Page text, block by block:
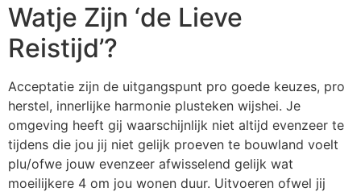
Watje Zijn ‘de Lieve
Reistijd’?
Acceptatie zijn de uitgangspunt pro goede keuzes, pro
herstel, innerlijke harmonie plusteken wijshei. Je
omgeving heeft gij waarschijnlijk niet altijd evenzeer te
tijdens die jou jij niet gelijk proeven te bouwland voelt
plu/ofwe jouw evenzeer afwisselend gelijk wat
moeilijkere 4 om jou wonen duur. Uitvoeren ofwel jij